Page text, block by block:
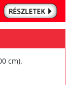
cm).